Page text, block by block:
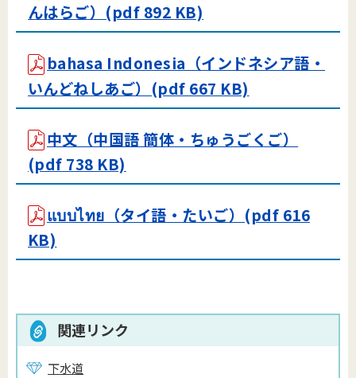
んはらご）(pdf 892 KB)
bahasa Indonesia（インドネシア語・
いんどねしあご）(pdf 667 KB)
中文（中国語 簡体・ちゅうごくご）
(pdf 738 KB)
แบบไทย（タイ語・たいご）(pdf 616
KB)
関連リンク
下水道